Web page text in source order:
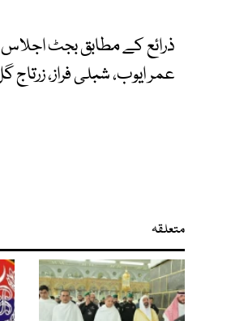
ذرائع کے مطابق بجٹ
عمر ایوب، شبلی فراز،
متعلقہ